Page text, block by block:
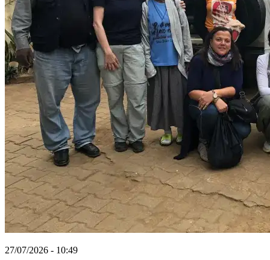
27/07/2026 - 10:49